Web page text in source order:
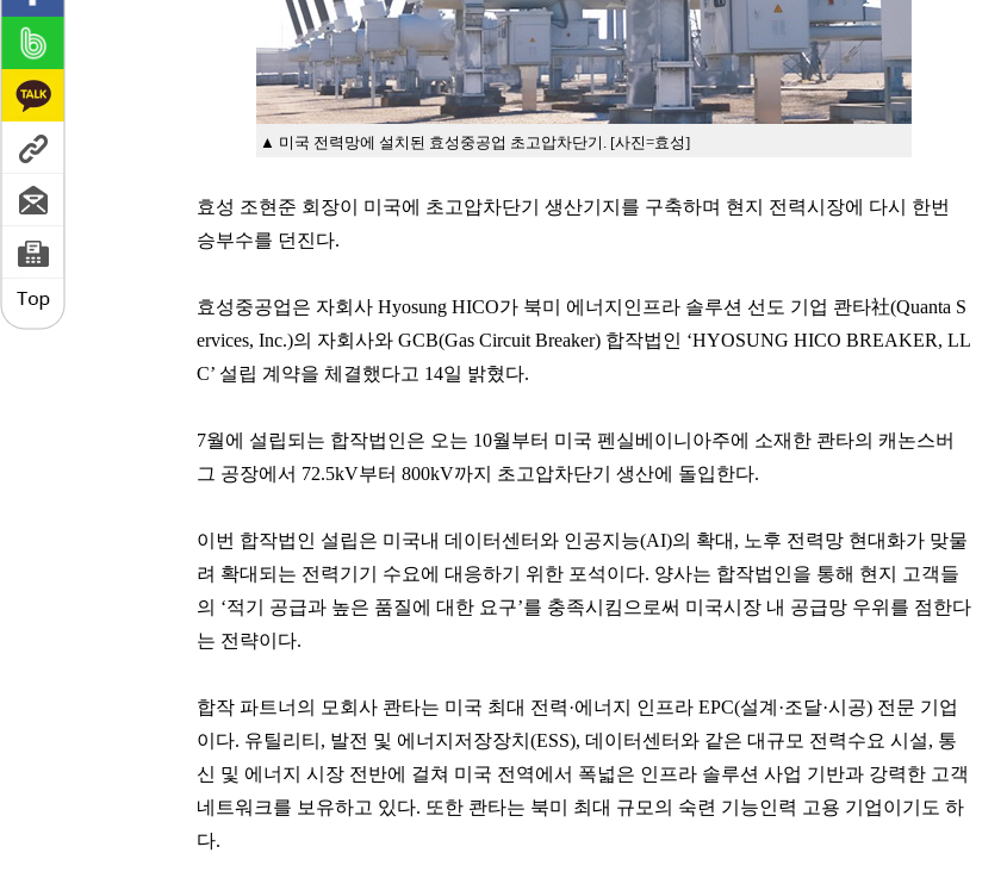
▲ 미국 전력망에 설치된 효성중공업 초고압차단기. [사진=효성]
효성 조현준 회장이 미국에 초고압차단기 생산기지를 구축하며 현지 전력시장에 다시 한번
승부수를 던진다.
효성중공업은 자회사 Hyosung HICO가 북미 에너지인프라 솔루션 선도 기업 콴타社(Quanta S
ervices, Inc.)의 자회사와 GCB(Gas Circuit Breaker) 합작법인 ‘HYOSUNG HICO BREAKER, LL
C’ 설립 계약을 체결했다고 14일 밝혔다.
7월에 설립되는 합작법인은 오는 10월부터 미국 펜실베이니아주에 소재한 콴타의 캐논스버
그 공장에서 72.5kV부터 800kV까지 초고압차단기 생산에 돌입한다.
이번 합작법인 설립은 미국내 데이터센터와 인공지능(AI)의 확대, 노후 전력망 현대화가 맞물
려 확대되는 전력기기 수요에 대응하기 위한 포석이다. 양사는 합작법인을 통해 현지 고객들
의 ‘적기 공급과 높은 품질에 대한 요구’를 충족시킴으로써 미국시장 내 공급망 우위를 점한다
는 전략이다.
합작 파트너의 모회사 콴타는 미국 최대 전력·에너지 인프라 EPC(설계·조달·시공) 전문 기업
이다. 유틸리티, 발전 및 에너지저장장치(ESS), 데이터센터와 같은 대규모 전력수요 시설, 통
신 및 에너지 시장 전반에 걸쳐 미국 전역에서 폭넓은 인프라 솔루션 사업 기반과 강력한 고객
네트워크를 보유하고 있다. 또한 콴타는 북미 최대 규모의 숙련 기능인력 고용 기업이기도 하
다.